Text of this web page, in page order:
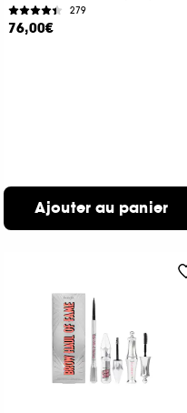
279
76,00€
Ajouter au panier